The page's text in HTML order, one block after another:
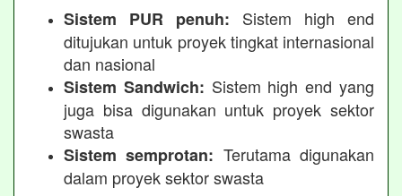
Sistem PUR penuh: Sistem high end
ditujukan untuk proyek tingkat internasional
dan nasional
Sistem Sandwich: Sistem high end yang
juga bisa digunakan untuk proyek sektor
swasta
Sistem semprotan: Terutama digunakan
dalam proyek sektor swasta